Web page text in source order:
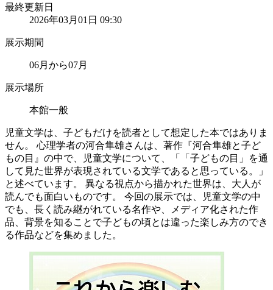
最終更新日
2026年03月01日 09:30
展示期間
06月から07月
展示場所
本館一般
児童文学は、子どもだけを読者として想定した本ではありま
せん。 心理学者の河合隼雄さんは、著作『河合隼雄と子ど
もの目』の中で、児童文学について、「「子どもの目」を通
して見た世界が表現されている文学であると思っている。」
と述べています。 異なる視点から描かれた世界は、大人が
読んでも面白いものです。 今回の展示では、児童文学の中
でも、長く読み継がれている名作や、メディア化された作
品、背景を知ることで子どもの頃とは違った楽しみ方のでき
る作品などを集めました。